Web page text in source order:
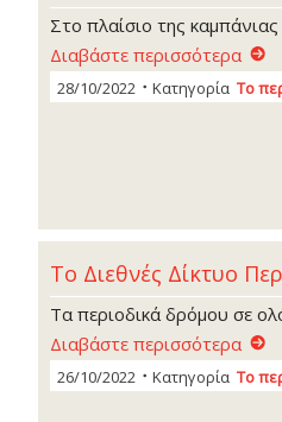
Στο πλαίσιο της
Διαβάστε περισσότερα
28/10/2022 Κατηγορία Το
Το Διεθνές Δίκτυο
Τα περιοδικά δρόμου σε
Διαβάστε περισσότερα
26/10/2022 Κατηγορία Το